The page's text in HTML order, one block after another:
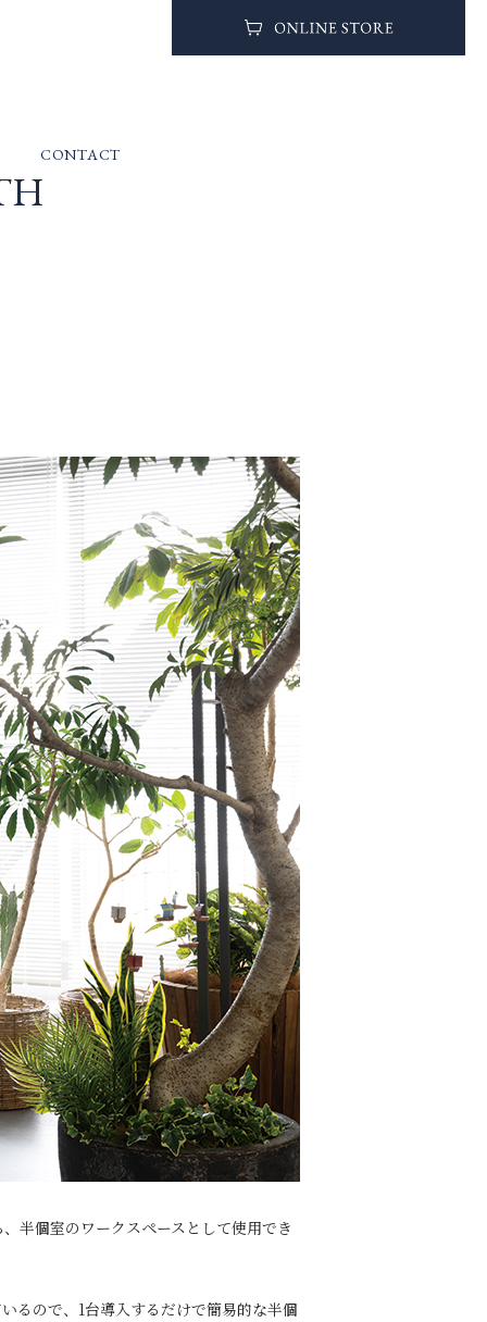
CONTACT
半個室のワークスペースとして使用でき
るので、1台導入するだけで簡易的な半個